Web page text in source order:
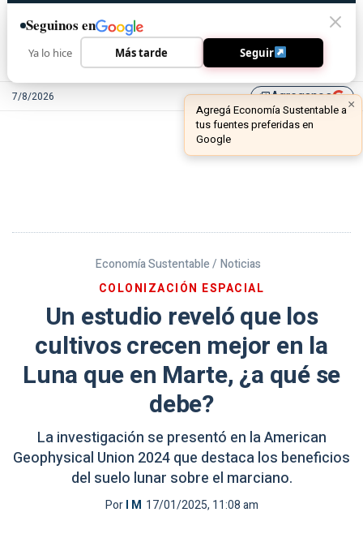
7/8/2026 library_addAgreganos
Economía Sustentable / Noticias
COLONIZACIÓN ESPACIAL
Un estudio reveló que los
cultivos crecen mejor en la
Luna que en Marte, ¿a qué se
debe?
La investigación se presentó en la American
Geophysical Union 2024 que destaca los beneficios
del suelo lunar sobre el marciano.
PorI M 17/01/2025, 11:08 am
Seguinos en
Ya lo hice Más tarde Seguir